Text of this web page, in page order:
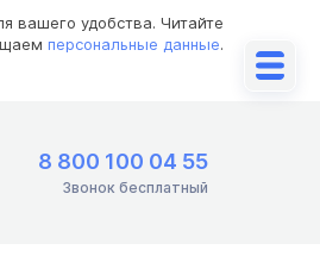
вашего удобства. Читайте
персональные данные.
8 800 100 04 55
Звонок бесплатный